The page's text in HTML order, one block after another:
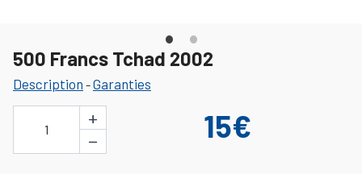
500 Francs Tchad 2002
Description -Garanties
1
+
−
15€